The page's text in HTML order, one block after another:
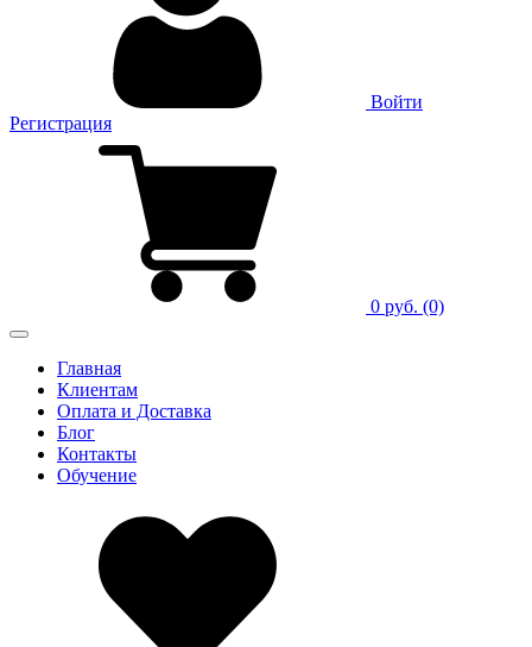
Войти
Регистрация
0 руб. (0)
Главная
Клиентам
Оплата и Доставка
Блог
Контакты
Обучение